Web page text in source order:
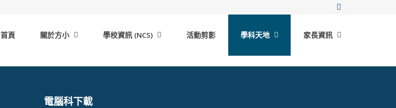
首頁 關於方小 學校資訊 (NCS) 活動剪影 學科天地 家長資訊
電腦科下載